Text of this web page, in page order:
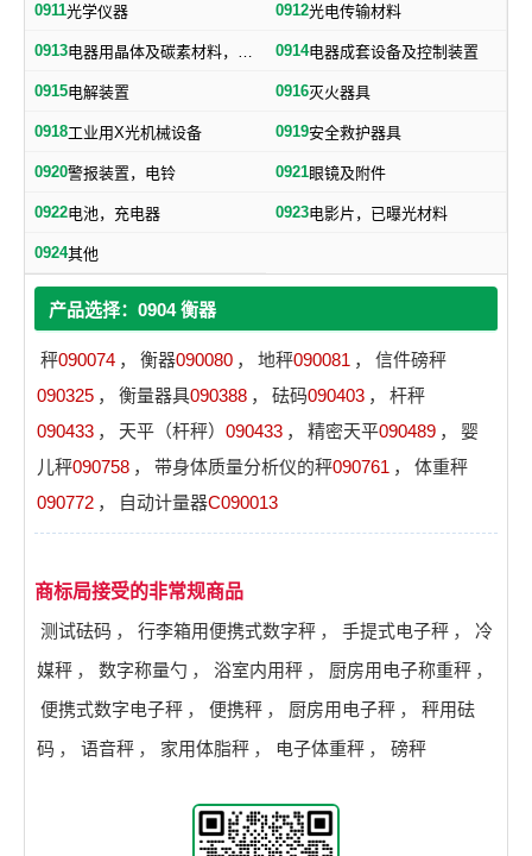
0911光学仪器 0912光电传输材料
0913 电器用晶体及碳素材料，电子、电气通用元件 0914电器成套设备及控制装置
0915电解装置 0916灭火器具
0918工业用X光机械设备 0919安全救护器具
0920警报装置，电铃 0921眼镜及附件
0922电池，充电器 0923电影片，已曝光材料
0924其他
产品选择：0904 衡器
秤090074 ， 衡器090080 ， 地秤090081 ，
信件磅秤
090325 ， 衡量器具090388 ， 砝码090403 ，
杆秤
090433 ， 天平（杆秤） 090433 ， 精密天平090489 ，
婴
儿秤090758 ， 带身体质量分析仪的秤090761 ，
体重秤
090772 ， 自动计量器C090013
商标局接受的非常规商品
测试砝码 ， 行李箱用便携式数字秤 ， 手提式电子秤 ，
冷
媒秤 ， 数字称量勺 ， 浴室内用秤 ， 厨房用电子称重秤 ，
便携式数字电子秤 ， 便携秤 ， 厨房用电子秤 ，
秤用砝
码 ， 语音秤 ， 家用体脂秤 ， 电子体重秤 ， 磅秤